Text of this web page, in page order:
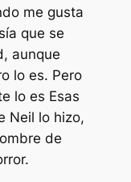
me gusta
que se
aunque
lo es. Pero
lo es Esas
Neil lo hizo,
de